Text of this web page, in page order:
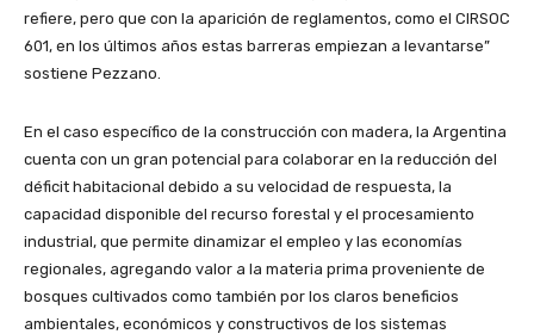
refiere, pero que con la aparición de reglamentos, como el CIRSOC
601, en los últimos años estas barreras empiezan a levantarse”
sostiene Pezzano.
En el caso específico de la construcción con madera, la Argentina
cuenta con un gran potencial para colaborar en la reducción del
déficit habitacional debido a su velocidad de respuesta, la
capacidad disponible del recurso forestal y el procesamiento
industrial, que permite dinamizar el empleo y las economías
regionales, agregando valor a la materia prima proveniente de
bosques cultivados como también por los claros beneficios
ambientales, económicos y constructivos de los sistemas